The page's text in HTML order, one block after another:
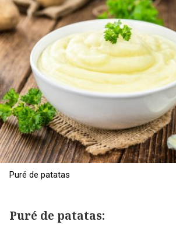
Puré de patatas
Puré de patatas: